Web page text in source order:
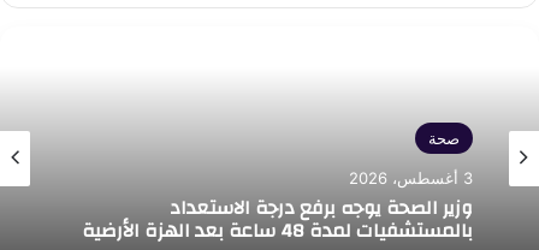
صحة
3 أغسطس، 2026
وزير الصحة يوجه برفع درجة الاستعداد
بالمستشفيات لمدة 48 ساعة بعد الهزة الأرضية